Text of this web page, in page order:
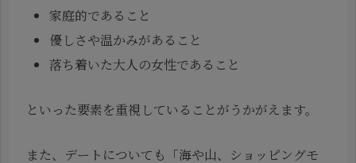
家庭的であること
優しさや温かみがあること
落ち着いた大人の女性であること
といった要素を重視していることがうかがえます。
また、デートについても「海や山、ショッピングモ